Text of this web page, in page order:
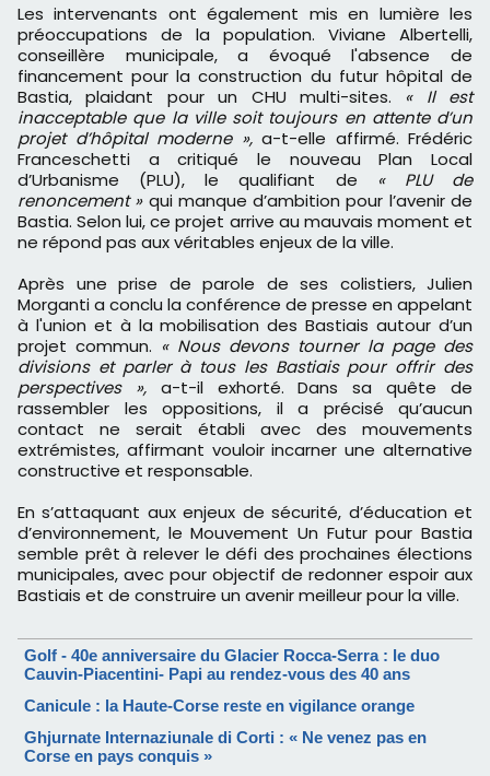
Les intervenants ont également mis en lumière les
préoccupations de la population. Viviane Albertelli,
conseillère municipale, a évoqué l'absence de
financement pour la construction du futur hôpital de
Bastia, plaidant pour un CHU multi-sites. « Il est
inacceptable que la ville soit toujours en attente d’un
projet d’hôpital moderne »,a-t-elle affirmé. Frédéric
Franceschetti a critiqué le nouveau Plan Local
d’Urbanisme (PLU), le qualifiant de
« PLU de
renoncement » qui manque d’ambition pour l’avenir de
Bastia. Selon lui, ce projet arrive au mauvais moment et
ne répond pas aux véritables enjeux de la ville.
Après une prise de parole de ses colistiers, Julien
Morganti a conclu la conférence de presse en appelant
à l'union et à la mobilisation des Bastiais autour d’un
projet commun. « Nous devons tourner la page des
divisions et parler à tous les Bastiais pour offrir des
perspectives »,a-t-il exhorté. Dans sa quête de
rassembler les oppositions, il a précisé qu’aucun
contact ne serait établi avec des mouvements
extrémistes, affirmant vouloir incarner une alternative
constructive et responsable.
En s’attaquant aux enjeux de sécurité, d’éducation et
d’environnement, le Mouvement Un Futur pour Bastia
semble prêt à relever le défi des prochaines élections
municipales, avec pour objectif de redonner espoir aux
Bastiais et de construire un avenir meilleur pour la ville.
Golf - 40e anniversaire du Glacier Rocca-Serra : le duo
Cauvin-Piacentini- Papi au rendez-vous des 40 ans
Canicule : la Haute-Corse reste en vigilance orange
Ghjurnate Internaziunale di Corti : « Ne venez pas en
Corse en pays conquis »